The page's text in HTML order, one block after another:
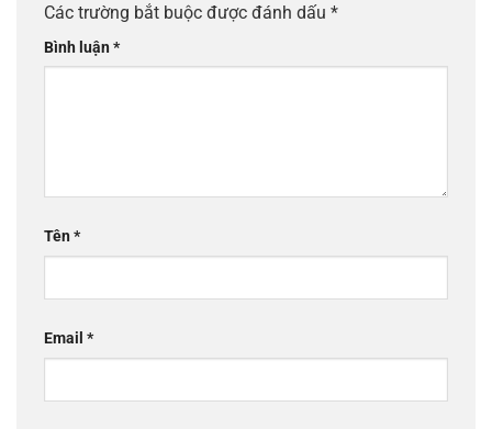
Các trường bắt buộc được đánh dấu *
Bình luận*
Tên*
Email *